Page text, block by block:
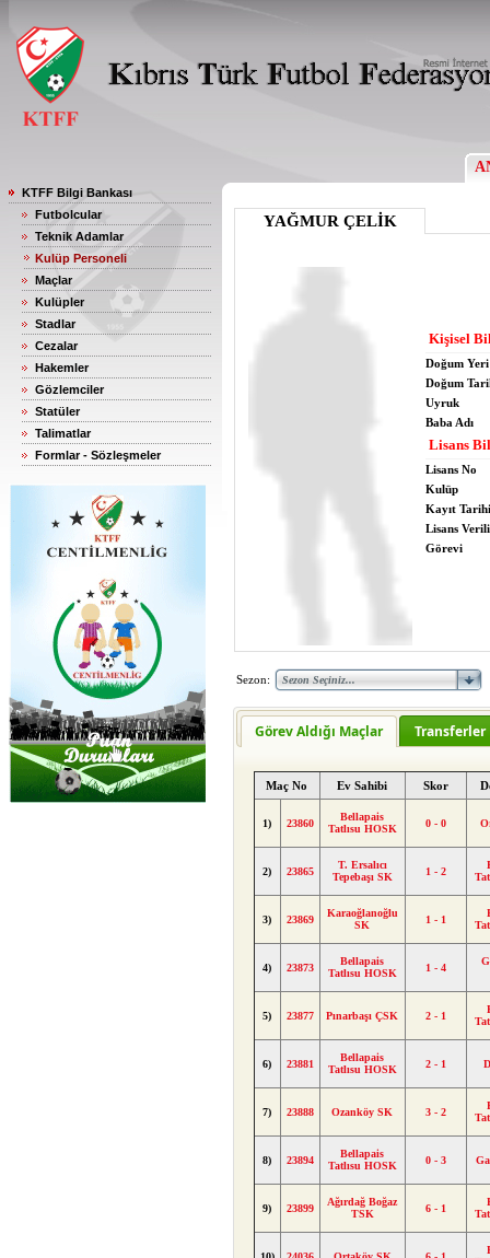
KTFF Bilgi Bankası
Futbolcular
Teknik Adamlar
Kulüp Personeli
Maçlar
Kulüpler
Stadlar
Cezalar
Hakemler
Gözlemciler
Statüler
Talimatlar
Formlar - Sözleşmeler
YAĞMUR ÇELİK
Kişisel
Doğum Yeri
Doğum
Uyruk
Baba Adı
Lisans
Lisans No
Kulüp
Kayıt Tarihi
Lisans
Görevi
Sezon:
Görev Aldığı Maçlar Transferler
Maç No Ev Sahibi Skor
1) 23860
Bellapais
Tatlısu HOSK
0 - 0
2) 23865
T. Ersalıcı
Tepebaşı SK
1 - 2
3) 23869
Karaoğlanoğlu
SK
1 - 1
4) 23873
Bellapais
Tatlısu HOSK
1 - 4
5) 23877 Pınarbaşı ÇSK 2 - 1
6) 23881
Bellapais
Tatlısu HOSK
2 - 1
7) 23888 Ozanköy SK 3 - 2
8) 23894
Bellapais
Tatlısu HOSK
0 - 3
9) 23899
Ağırdağ Boğaz
TSK
6 - 1